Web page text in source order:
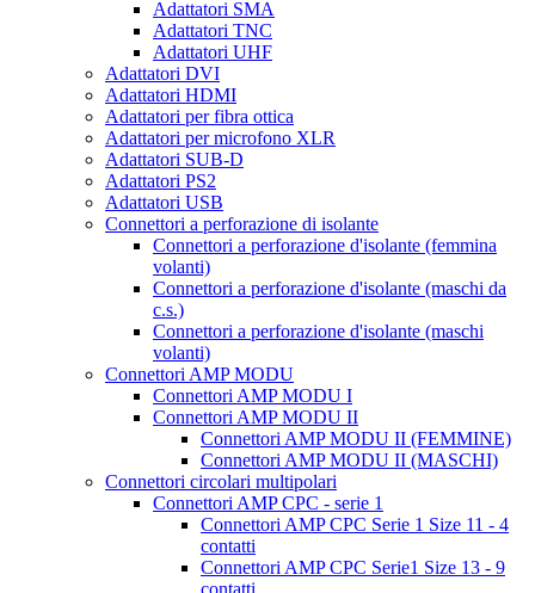
Adattatori SMA
Adattatori TNC
Adattatori UHF
Adattatori DVI
Adattatori HDMI
Adattatori per fibra ottica
Adattatori per microfono XLR
Adattatori SUB-D
Adattatori PS2
Adattatori USB
Connettori a perforazione di isolante
Connettori a perforazione d'isolante (femmina
volanti)
Connettori a perforazione d'isolante (maschi da
c.s.)
Connettori a perforazione d'isolante (maschi
volanti)
Connettori AMP MODU
Connettori AMP MODU I
Connettori AMP MODU II
Connettori AMP MODU II (FEMMINE)
Connettori AMP MODU II (MASCHI)
Connettori circolari multipolari
Connettori AMP CPC - serie 1
Connettori AMP CPC Serie 1 Size 11 - 4
contatti
Connettori AMP CPC Serie1 Size 13 - 9
contatti